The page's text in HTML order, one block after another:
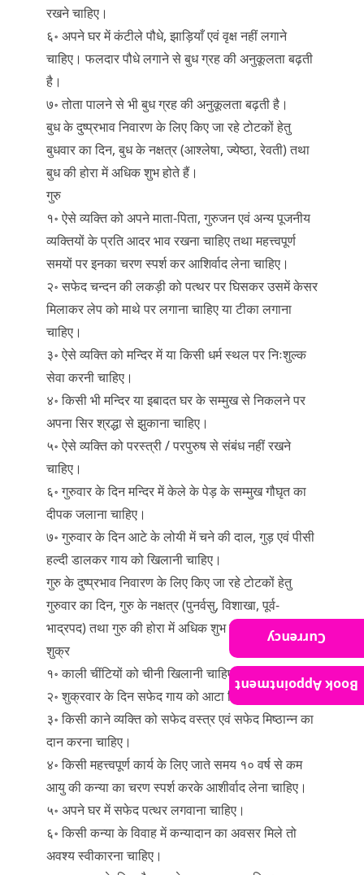
रखने चाहिए।
६॰ अपने घर में कंटीले पौधे, झाड़ियाँ एवं वृक्ष नहीं लगाने
चाहिए। फलदार पौधे लगाने से बुध ग्रह की अनुकूलता बढ़ती
है।
७॰ तोता पालने से भी बुध ग्रह की अनुकूलता बढ़ती है।
बुध के दुष्प्रभाव निवारण के लिए किए जा रहे टोटकों हेतु
बुधवार का दिन, बुध के नक्षत्र (आश्लेषा, ज्येष्ठा, रेवती) तथा
बुध की होरा में अधिक शुभ होते हैं।
गुरु
१॰ ऐसे व्यक्ति को अपने माता-पिता, गुरुजन एवं अन्य पूजनीय
व्यक्तियों के प्रति आदर भाव रखना चाहिए तथा महत्त्वपूर्ण
समयों पर इनका चरण स्पर्श कर आशिर्वाद लेना चाहिए।
२॰ सफेद चन्दन की लकड़ी को पत्थर पर घिसकर उसमें केसर
मिलाकर लेप को माथे पर लगाना चाहिए या टीका लगाना
चाहिए।
३॰ ऐसे व्यक्ति को मन्दिर में या किसी धर्म स्थल पर निःशुल्क
सेवा करनी चाहिए।
४॰ किसी भी मन्दिर या इबादत घर के सम्मुख से निकलने पर
अपना सिर श्रद्धा से झुकाना चाहिए।
५॰ ऐसे व्यक्ति को परस्त्री / परपुरुष से संबंध नहीं रखने
चाहिए।
६॰ गुरुवार के दिन मन्दिर में केले के पेड़ के सम्मुख गौघृत का
दीपक जलाना चाहिए।
७॰ गुरुवार के दिन आटे के लोयी में चने की दाल, गुड़ एवं पीसी
हल्दी डालकर गाय को खिलानी चाहिए।
गुरु के दुष्प्रभाव निवारण के लिए किए जा रहे टोटकों हेतु
गुरुवार का दिन, गुरु के नक्षत्र (पुनर्वसु, विशाखा, पूर्व-
भाद्रपद) तथा गुरु की होरा में अधिक शुभ होते हैं।
शुक्र
१॰ काली चींटियों को चीनी खिलानी चाहिए।
२॰ शुक्रवार के दिन सफेद गाय को आटा खिलाना चाहिए।
३॰ किसी काने व्यक्ति को सफेद वस्त्र एवं सफेद मिष्ठान्न का
दान करना चाहिए।
४॰ किसी महत्त्वपूर्ण कार्य के लिए जाते समय १० वर्ष से कम
आयु की कन्या का चरण स्पर्श करके आशीर्वाद लेना चाहिए।
५॰ अपने घर में सफेद पत्थर लगवाना चाहिए।
६॰ किसी कन्या के विवाह में कन्यादान का अवसर मिले तो
अवश्य स्वीकारना चाहिए।
Currency
Book Appointment